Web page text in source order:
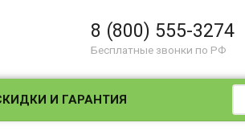
8 (800) 555-3274
Бесплатные звонки по РФ
И ГАРАНТИЯ